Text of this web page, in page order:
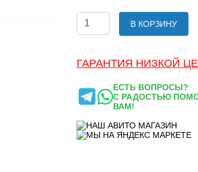
В КОРЗИНУ
ГАРАНТИЯ НИЗКОЙ
ЕСТЬ ВОПРОСЫ?
С РАДОСТЬЮ
ВАМ!